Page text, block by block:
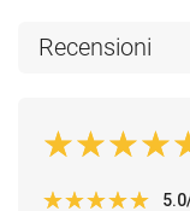
Recensioni
5.0